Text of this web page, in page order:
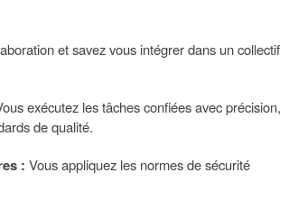
et savez vous intégrer dans un collectif
exécutez les tâches confiées avec précision,
de qualité.
: Vous appliquez les normes de sécurité